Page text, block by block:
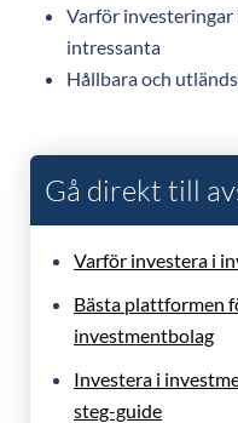
Varför investeringar
intressanta
Hållbara och
Gå direkt till
Varför investera i
Bästa plattformen
investmentbolag
Investera i
steg-guide